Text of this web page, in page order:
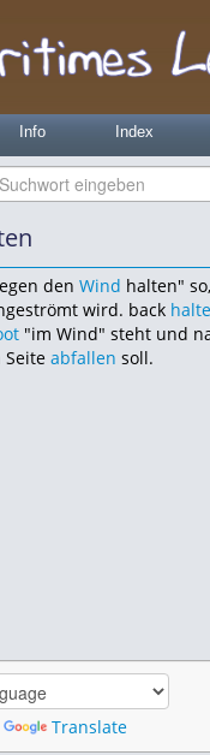
Info Index
den Wind halten"
wird. back
"im Wind" steht und
abfallen soll.
Translate